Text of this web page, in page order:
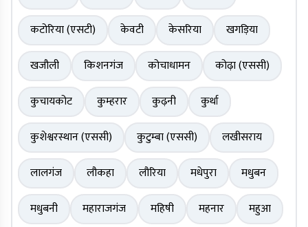
कटोरिया (एसटी)
केवटी केसरिया
खगड़िया
खजौली
किशनगंज कोचाधामन
कोढ़ा (एससी)
कुचायकोट
कुम्हरार कुढ़नी
कुर्था
कुशेश्वरस्थान (एससी)
कुटुम्बा (एससी)
लखीसराय
लालगंज
लौकहा लौरिया मधेपुरा
मधुबन
मधुबनी
महाराजगंज महिषी महनार
महुआ